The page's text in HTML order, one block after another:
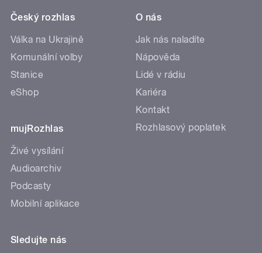
Český rozhlas
Válka na Ukrajině
Komunální volby
Stanice
eShop
mujRozhlas
Živé vysílání
Audioarchiv
Podcasty
Mobilní aplikace
O nás
Jak nás naladíte
Nápověda
Lidé v rádiu
Kariéra
Kontakt
Rozhlasový poplatek
Sledujte nás